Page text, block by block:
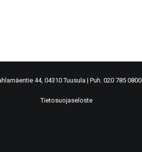
44, 04310 Tuusula | Puh. 020 785 0800
Tietosuojaseloste